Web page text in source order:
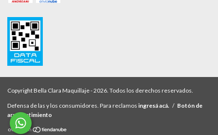
Copyright Bella Clara Maquillaje - 2026. Todos los derechos reservados.
Defensa de las y los consumidores. Para reclamos ingresá acá. / Botón de
arrepentimiento